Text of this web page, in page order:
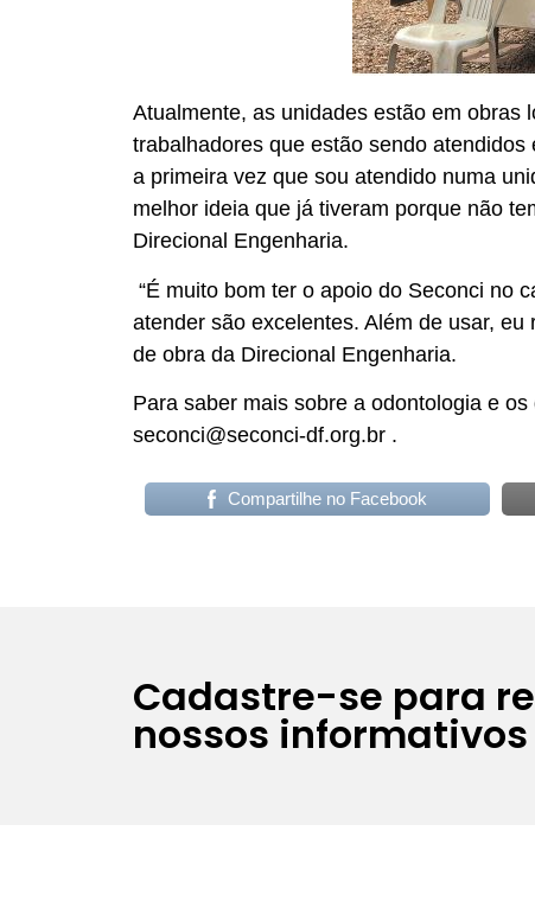
Atualmente, as unidades estão em obras
trabalhadores que estão sendo
a primeira vez que sou atendido numa
melhor id­­­eia que já tiveram porque não
Direcional Engenharia.
“É muito bom ter o apoio do Seconci no
atender são excelentes. Além de usar,
de obra da Direcional Engenharia.
Para saber mais sobre a odontologia e
seconci@seconci-df.org.br .
Compartilhe no Facebook
Cadastre-se para
nossos informativos